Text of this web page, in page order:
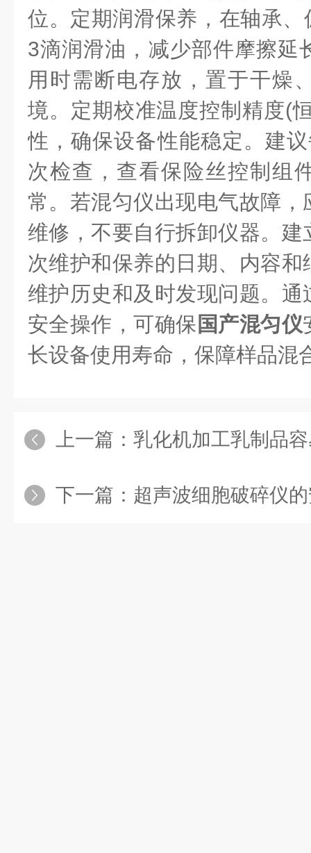
位。定期润滑保养，在轴承
3滴润滑油，减少部件摩擦延
用时需断电存放，置于干燥
境。定期校准温度控制精度(
性，确保设备性能稳定。建
次检查，查看保险丝控制组
常。若混匀仪出现电气故障
维修，不要自行拆卸仪器。
次维护和保养的日期、内容
维护历史和及时发现问题。
安全操作，可确保 国产混匀仪
长设备使用寿命，保障样品混
上一篇： 乳化机加工乳制品
下一篇： 超声波细胞破碎仪的安全使用